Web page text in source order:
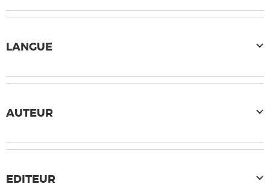
LANGUE
AUTEUR
EDITEUR